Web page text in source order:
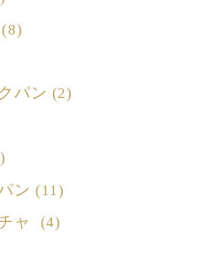
(8)
パン (2)
ン (11)
ャ (4)